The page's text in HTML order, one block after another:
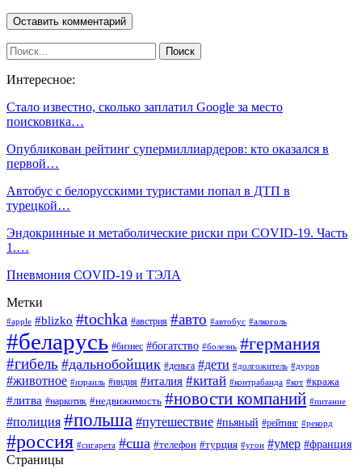
Интересное:
Стало известно, сколько заплатил Google за место
поисковика…
Опубликован рейтинг супермиллиардеров: кто оказался в
первой…
Автобус с белорусскими туристами попал в ДТП в
турецкой…
Эндокринные и метаболические риски при COVID-19. Часть
1.…
Пневмония COVID-19 и ТЭЛА
Метки
#apple #blizko #tochka #австрия #авто #автобус #алкоголь
#беларусь #бизнес #богатство #болезнь #германия
#гибель #дальнобойщик #деньга #дети #долгожитель #дуров
#животное #израиль #индия #италия #китай #контрабанда #кот #кража
#литва #наркотик #недвижимость #новости компаний #питание
#полиция #польша #путешествие #пьяный #рейтинг #рекорд
#россия #сигарета #сша #телефон #турция #угон #умер #франция
Страницы